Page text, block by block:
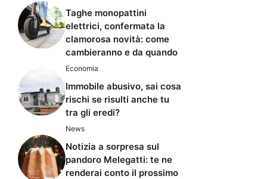
Taghe monopattini
elettrici, confermata la
clamorosa novità: come
cambieranno e da quando
Economia
Immobile abusivo, sai cosa
rischi se risulti anche tu
tra gli eredi?
News
Notizia a sorpresa sul
pandoro Melegatti: te ne
renderai conto il prossimo